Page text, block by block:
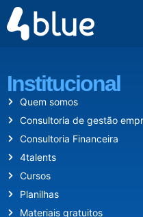
Desde 2009 criamos um
Institucional
Quem somos
Consultoria de gestão
Consultoria Financeira
4talents
Cursos
Planilhas
Materiais gratuitos